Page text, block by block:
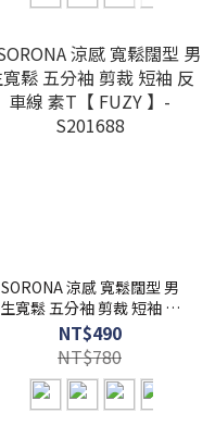
SORONA 涼感 寬鬆闊型 男
生寬鬆 五分袖 剪裁 短袖 反
車線 素T【 FUZY 】-
S201688
NT$490
NT$780